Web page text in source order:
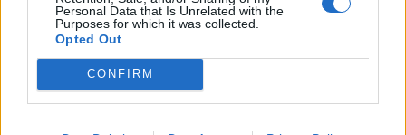
Personal Data that Is Unrelated with the
Purposes for which it was collected.
Opted Out
CONFIRM
tervezetet